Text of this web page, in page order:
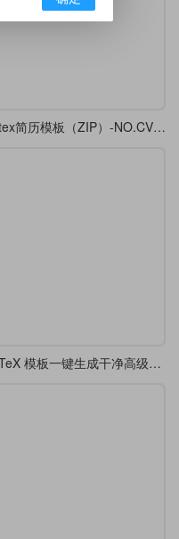
Latex简历模板（ZIP）-NO.CV20260627
LaTeX 模板一键生成干净高级极简学术 CV